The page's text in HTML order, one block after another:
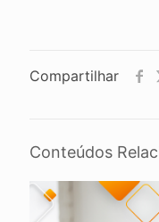
Compartilhar
Conteúdos